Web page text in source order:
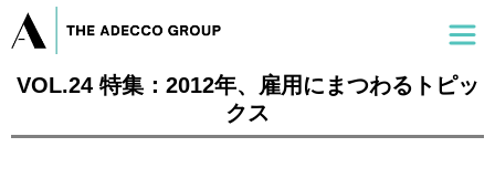
VOL.24 特集：2012年、雇用にまつわるトピッ
クス